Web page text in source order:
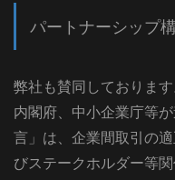
パートナーシップ
弊社も賛同しております
内閣府、中小企業庁等
言」は、企業間取引の
びステークホルダー等